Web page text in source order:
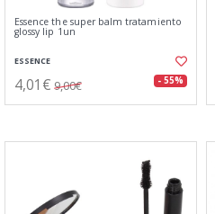
Essence the super balm tratamiento
glossy lip 1un
ESSENCE
4,01€ 9,00€ - 55%